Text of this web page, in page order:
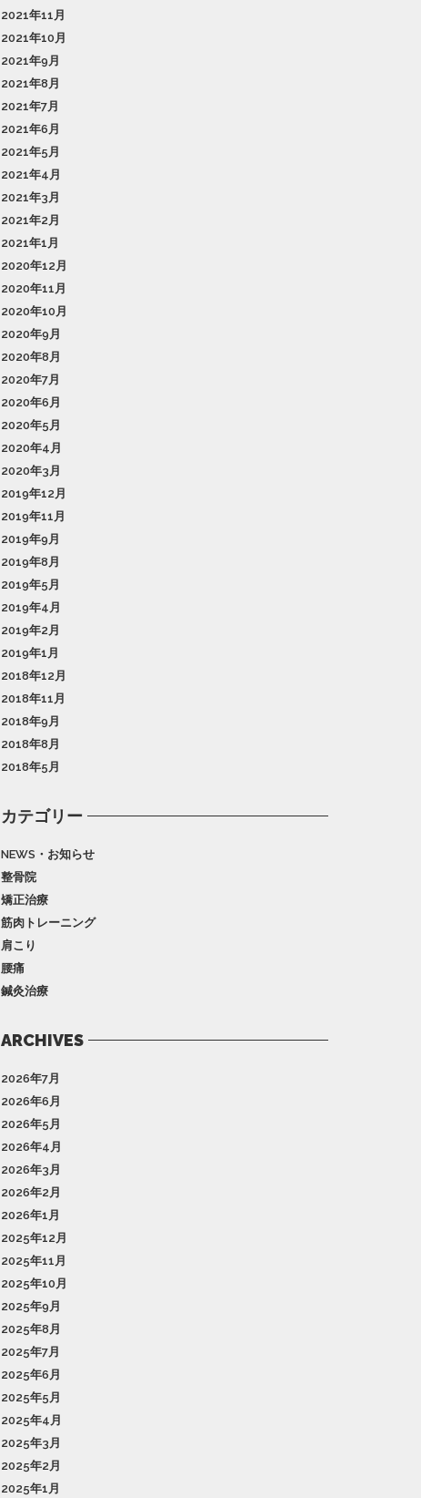
2021年11月
2021年10月
2021年9月
2021年8月
2021年7月
2021年6月
2021年5月
2021年4月
2021年3月
2021年2月
2021年1月
2020年12月
2020年11月
2020年10月
2020年9月
2020年8月
2020年7月
2020年6月
2020年5月
2020年4月
2020年3月
2019年12月
2019年11月
2019年9月
2019年8月
2019年5月
2019年4月
2019年2月
2019年1月
2018年12月
2018年11月
2018年9月
2018年8月
2018年5月
カテゴリー
NEWS・お知らせ
整骨院
矯正治療
筋肉トレーニング
肩こり
腰痛
鍼灸治療
ARCHIVES
2026年7月
2026年6月
2026年5月
2026年4月
2026年3月
2026年2月
2026年1月
2025年12月
2025年11月
2025年10月
2025年9月
2025年8月
2025年7月
2025年6月
2025年5月
2025年4月
2025年3月
2025年2月
2025年1月